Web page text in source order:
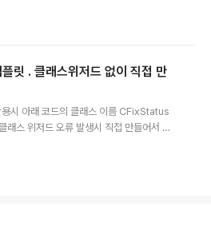
아서 C-style 이름으로 export__stdc
러 인스턴스 생성하면 안되는 것이어서 st
릿 . 클래스위저드 없이 직접 만
시 아래 코드의 클래스 이름 CFixStatus
래스 위저드 오류 발생시 직접 만들어서 활
/ C# 1.설치, 설정 주제 비고. Visual St